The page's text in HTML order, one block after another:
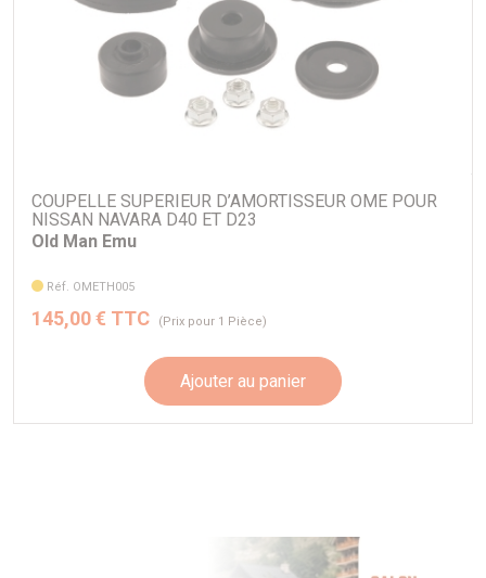
COUPELLE SUPERIEUR D’AMORTISSEUR OME POUR
NISSAN NAVARA D40 ET D23
Old Man Emu
Réf. OMETH005
145,00 € TTC (Prix pour 1 Pièce)
Ajouter au panier